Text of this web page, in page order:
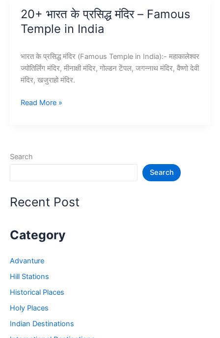
20+ भारत के प्रसिद्ध मंदिर – Famous
Temple in India
भारत के प्रसिद्ध मंदिर (Famous Temple in India):- महाकालेश्वर
ज्योतिर्लिंग मंदिर, मीनाक्षी मंदिर, गोल्डन टेंपल, जगन्नाथ मंदिर, वैष्णो देवी
मंदिर, खजुराहो मंदिर.
20+
–
India
Read More »
Search
Search
Recent Post
Category
Advanture
Hill Stations
Historical Places
Holy Places
Indian Destinations